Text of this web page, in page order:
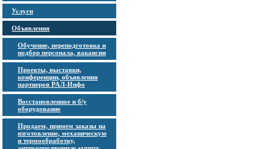
Услуги
Объявления
Обучение, переподготовка и
подбор персонала, вакансии
Проекты, выставки,
конференции, объявления
партнеров РАЛ-Инфо
Восстановленное и б/у
оборудование
Продаем, примем заказы на
изготовление, механическую
и термообработку,